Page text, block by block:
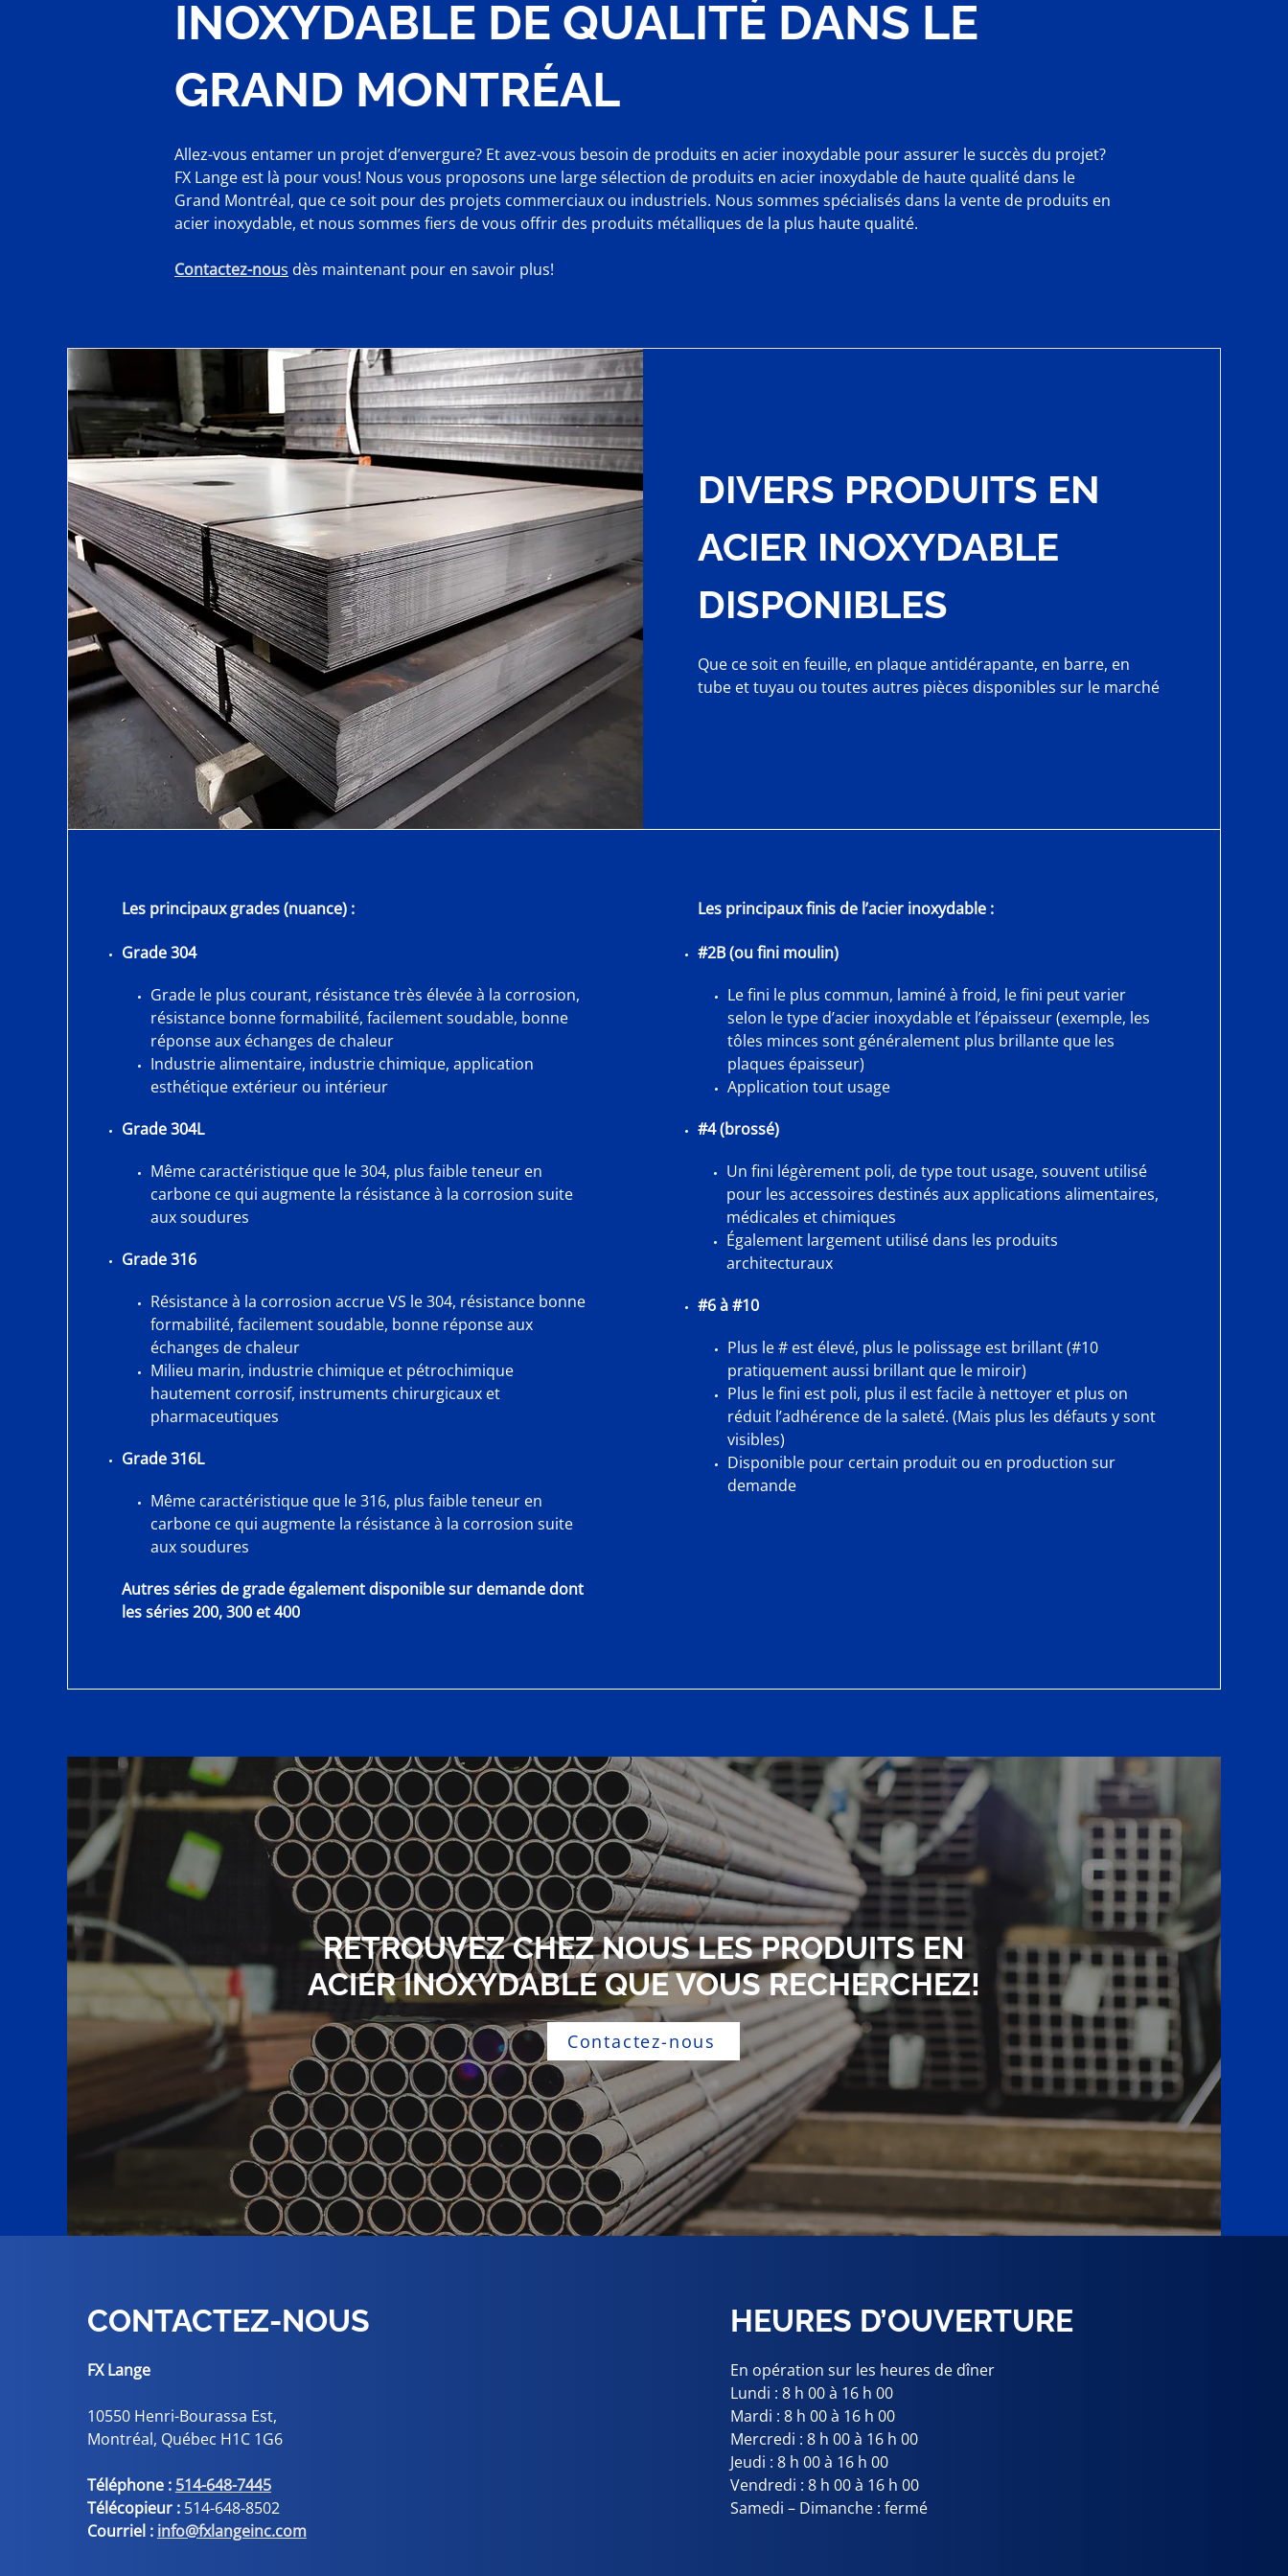
INOXYDABLE DE QUALITÉ DANS LE
GRAND MONTRÉAL
Allez-vous entamer un projet d’envergure? Et avez-vous besoin de produits en acier inoxydable pour assurer le succès du projet?
FX Lange est là pour vous! Nous vous proposons une large sélection de produits en acier inoxydable de haute qualité dans le
Grand Montréal, que ce soit pour des projets commerciaux ou industriels. Nous sommes spécialisés dans la vente de produits en
acier inoxydable, et nous sommes fiers de vous offrir des produits métalliques de la plus haute qualité.
Contactez-nous dès maintenant pour en savoir plus!
DIVERS PRODUITS EN
ACIER INOXYDABLE
DISPONIBLES
Que ce soit en feuille, en plaque antidérapante, en barre, en
tube et tuyau ou toutes autres pièces disponibles sur le marché
Les principaux grades (nuance) :
Grade 304
Grade le plus courant, résistance très élevée à la corrosion,
résistance bonne formabilité, facilement soudable, bonne
réponse aux échanges de chaleur
Industrie alimentaire, industrie chimique, application
esthétique extérieur ou intérieur
Grade 304L
Même caractéristique que le 304, plus faible teneur en
carbone ce qui augmente la résistance à la corrosion suite
aux soudures
Grade 316
Résistance à la corrosion accrue VS le 304, résistance bonne
formabilité, facilement soudable, bonne réponse aux
échanges de chaleur
Milieu marin, industrie chimique et pétrochimique
hautement corrosif, instruments chirurgicaux et
pharmaceutiques
Grade 316L
Même caractéristique que le 316, plus faible teneur en
carbone ce qui augmente la résistance à la corrosion suite
aux soudures
Autres séries de grade également disponible sur demande dont
les séries 200, 300 et 400
Les principaux finis de l’acier inoxydable :
#2B (ou fini moulin)
Le fini le plus commun, laminé à froid, le fini peut varier
selon le type d’acier inoxydable et l’épaisseur (exemple, les
tôles minces sont généralement plus brillante que les
plaques épaisseur)
Application tout usage
#4 (brossé)
Un fini légèrement poli, de type tout usage, souvent utilisé
pour les accessoires destinés aux applications alimentaires,
médicales et chimiques
Également largement utilisé dans les produits
architecturaux
#6 à #10
Plus le # est élevé, plus le polissage est brillant (#10
pratiquement aussi brillant que le miroir)
Plus le fini est poli, plus il est facile à nettoyer et plus on
réduit l’adhérence de la saleté. (Mais plus les défauts y sont
visibles)
Disponible pour certain produit ou en production sur
demande
RETROUVEZ CHEZ NOUS LES PRODUITS EN
ACIER INOXYDABLE QUE VOUS RECHERCHEZ!
Contactez-nous
CONTACTEZ-NOUS
FX Lange
10550 Henri-Bourassa Est,
Montréal, Québec H1C 1G6
Téléphone : 514-648-7445
Télécopieur : 514-648-8502
Courriel : info@fxlangeinc.com
HEURES D’OUVERTURE
En opération sur les heures de dîner
Lundi : 8 h 00 à 16 h 00
Mardi : 8 h 00 à 16 h 00
Mercredi : 8 h 00 à 16 h 00
Jeudi : 8 h 00 à 16 h 00
Vendredi : 8 h 00 à 16 h 00
Samedi – Dimanche : fermé